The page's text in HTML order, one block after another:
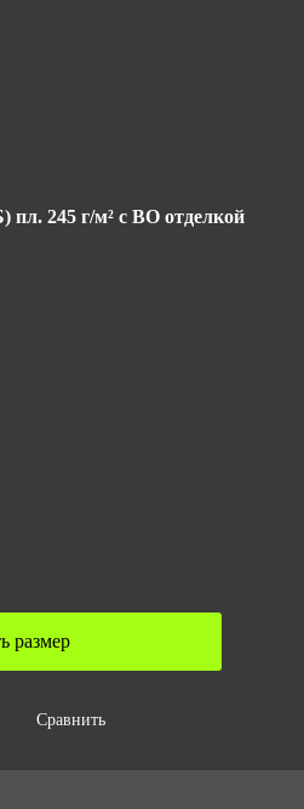
245 г/м² с ВО отделкой
размер
Сравнить